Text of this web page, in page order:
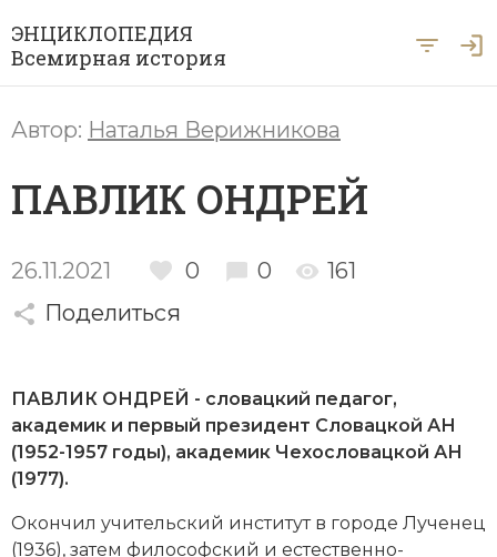
ЭНЦИКЛОПЕДИЯ
Всемирная история
Азия
Археология
Африка
Византия
Военная история
Государство и право
Периоды
История Древнего мира
История Средних веков
Новая история
У Ф Х Ц Ч Ш Щ Ы
Ю Я
Вход для экспертов
Автор: Наталья Верижникова
ПАВЛИК ОНДРЕЙ
26.11.2021 0 0
161
Поделиться
ПАВЛИК ОНДРЕЙ - словацкий педагог,
академик и первый президент Словацкой АН
(1952-1957 годы), академик Чехословацкой АН
(1977).
Окончил учительский институт в городе Лученец
(1936), затем философский и естественно-